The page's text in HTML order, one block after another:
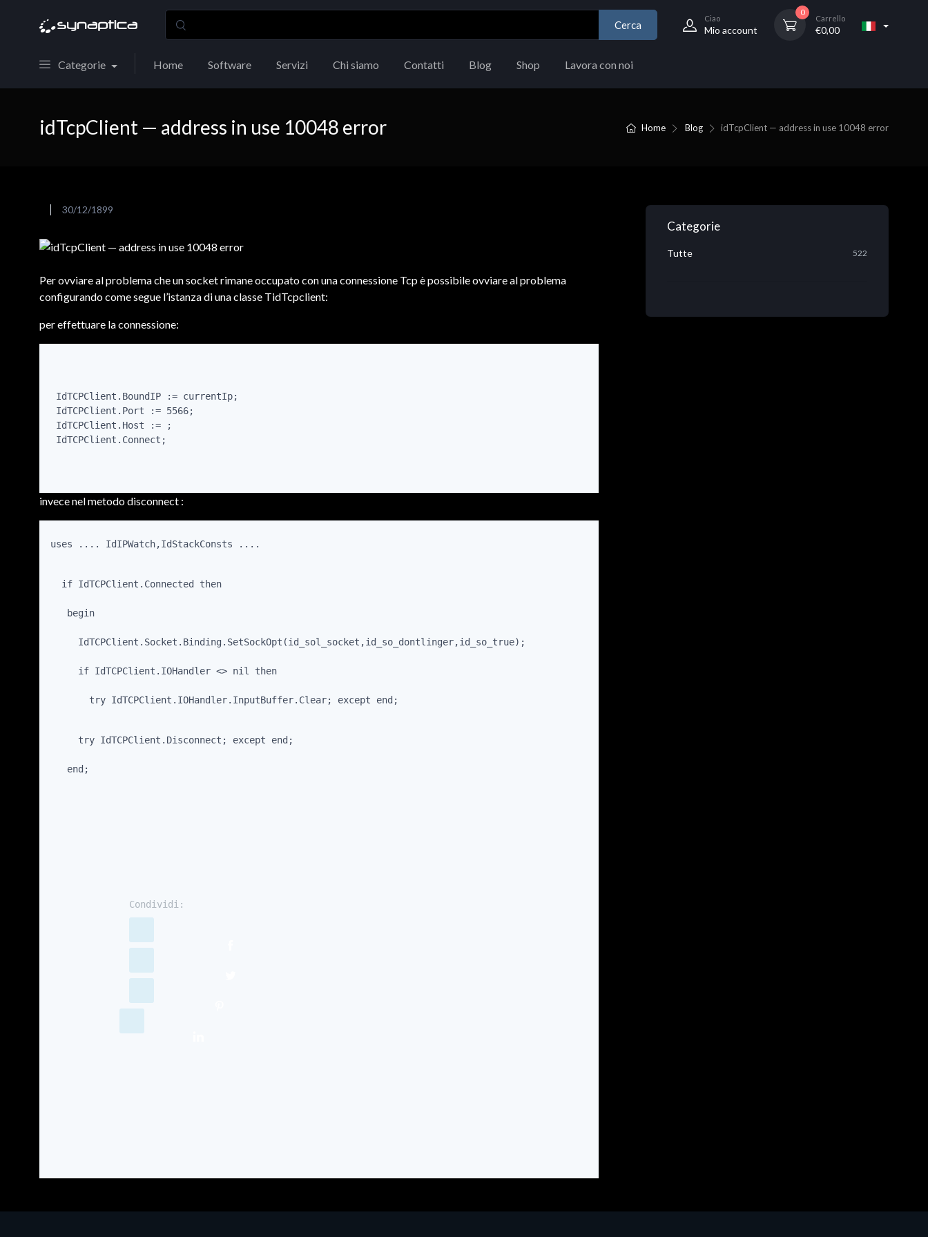
Cerca
Ciao
Mio account
0
Carrello
€0,00
Categorie Home Software Servizi Chi siamo Contatti Blog Shop Lavora con noi
Home Blog idTcpClient — address in use 10048 error
idTcpClient — address in use 10048 error
30/12/1899
Per ovviare al problema che un socket rimane occupato con una connessione Tcp è possibile ovviare al problema
configurando come segue l’istanza di una classe TidTcpclient:
per effettuare la connessione:
IdTCPClient.BoundIP := currentIp;
IdTCPClient.Port := 5566;
IdTCPClient.Host :=
;
IdTCPClient.Connect;
invece nel metodo disconnect :
uses .... IdIPWatch,IdStackConsts ....
  if IdTCPClient.Connected then
   begin
     IdTCPClient.Socket.Binding.SetSockOpt(id_sol_socket,id_so_dontlinger,id_so_true);
     if IdTCPClient.IOHandler <> nil then
       try IdTCPClient.IOHandler.InputBuffer.Clear; except end;
     try IdTCPClient.Disconnect; except end;
   end;
Condividi:
Categorie
Tutte 522